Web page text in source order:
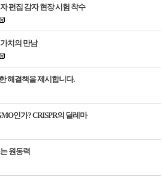
편집 감자 현장 시험 착수
치의 만남
해결책을 제시합니다.
인가? CRISPR의 딜레마
원동력